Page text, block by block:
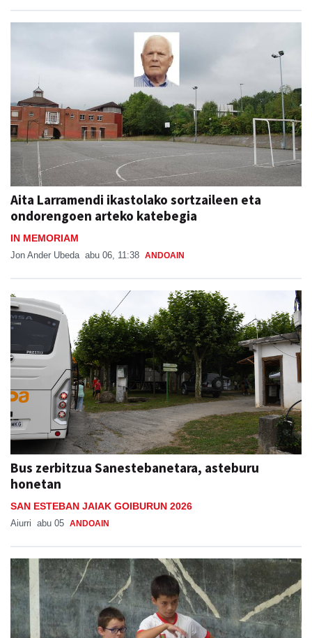
Aita Larramendi ikastolako sortzaileen eta
ondorengoen arteko katebegia
IN MEMORIAM
Jon Ander Ubeda abu 06, 11:38 ANDOAIN
Bus zerbitzua Sanestebanetara, asteburu
honetan
SAN ESTEBAN JAIAK GOIBURUN 2026
Aiurri abu 05 ANDOAIN